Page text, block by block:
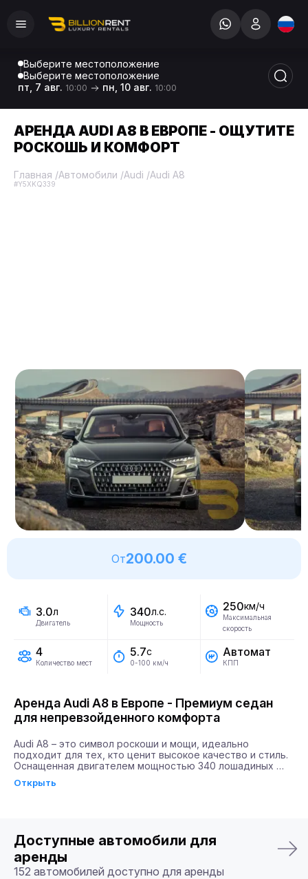
Выберите местоположение
Выберите местоположение
пт, 7 авг. 10:00 пн, 10 авг. 10:00
АРЕНДА AUDI A8 В ЕВРОПЕ - ОЩУТИТЕ
РОСКОШЬ И КОМФОРТ
Главная /Автомобили /Audi /Audi A8
#Y5XKQ339
От200.00 €
3.0л
Двигатель
340л.с.
Мощность
250км/ч
Максимальная
скорость
4
Количество мест
5.7с
0-100 км/ч
Автомат
КПП
Аренда Audi A8 в Европе - Премиум седан
для непревзойденного комфорта
Audi A8 – это символ роскоши и мощи, идеально
подходит для тех, кто ценит высокое качество и стиль.
Оснащенная двигателем мощностью 340 лошадиных
техническим совершенством, но и удивляет динамикой –
класса по всей Европе. Мы гарантируем надежный
сервис, удобство аренды, доставку автомобиля прямо к
вам и точное соответствие машины вашим ожиданиям.
Открыть
Доступные автомобили для
аренды
152 автомобилей доступно для аренды